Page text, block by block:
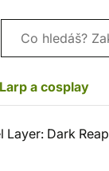
Vyhledávání
Larp a cosplay
Layer: Dark